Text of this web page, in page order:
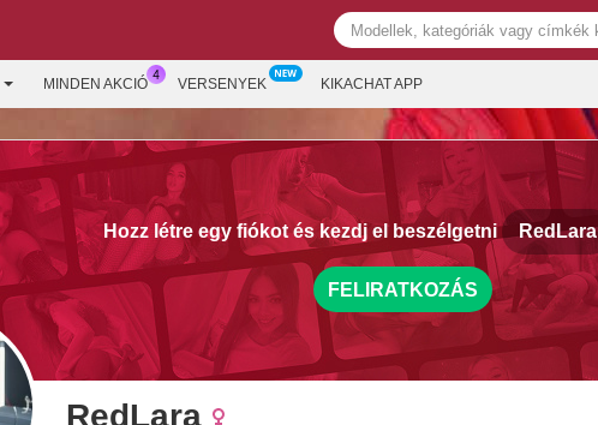
MINDEN AKCIÓ VERSENYEK KIKACHAT APP
Hozz létre egy fiókot és kezdj el beszélgetni RedLara
FELIRATKOZÁS
RedLara